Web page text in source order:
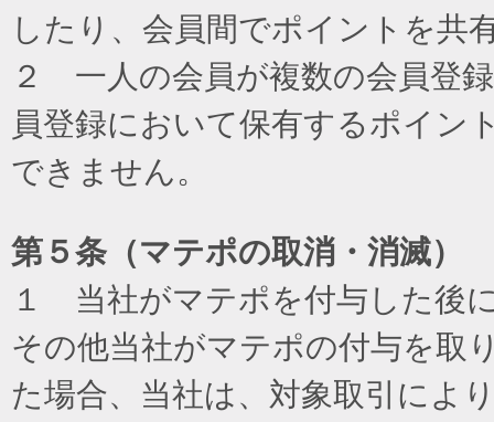
したり、会員間でポイントを共
２ 一人の会員が複数の会員登
員登録において保有するポイン
できません。
第５条（マテポの取消・消滅）
１ 当社がマテポを付与した後
その他当社がマテポの付与を取
た場合、当社は、対象取引によ